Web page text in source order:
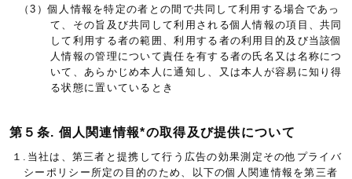
（3）個人情報を特定の者との間で共同して利用する場合であっ
て、その旨及び共同して利用される個人情報の項目、共同
して利用する者の範囲、利用する者の利用目的及び当該個
人情報の管理について責任を有する者の氏名又は名称につ
いて、あらかじめ本人に通知し、又は本人が容易に知り得
る状態に置いているとき
第５条. 個人関連情報*の取得及び提供について
１.当社は、第三者と提携して行う広告の効果測定その他プライバ
シーポリシー所定の目的のため、以下の個人関連情報を第三者